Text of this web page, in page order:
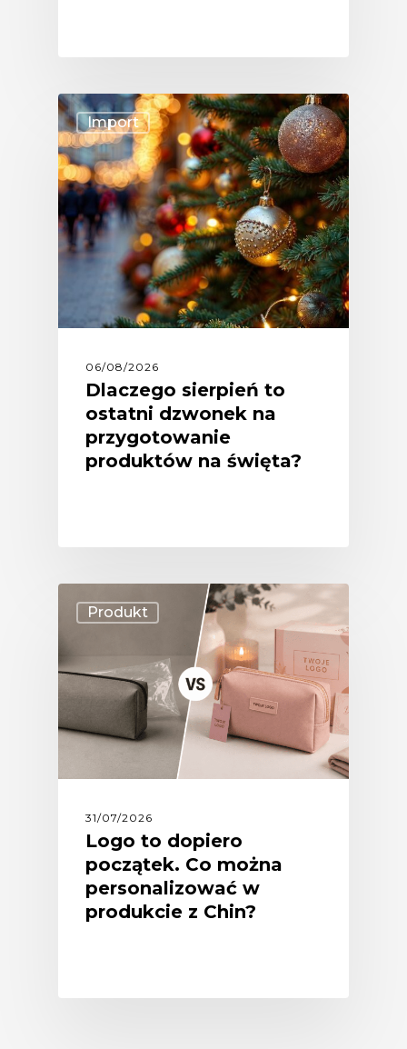
Import
06/08/2026
Dlaczego sierpień to
ostatni dzwonek na
przygotowanie
produktów na święta?
Produkt
31/07/2026
Logo to dopiero
początek. Co można
personalizować w
produkcie z Chin?